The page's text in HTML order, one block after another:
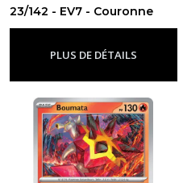
23/142 - EV7 - Couronne
Stellaire-Ev7 - Couronne Stellaire
PLUS DE DÉTAILS